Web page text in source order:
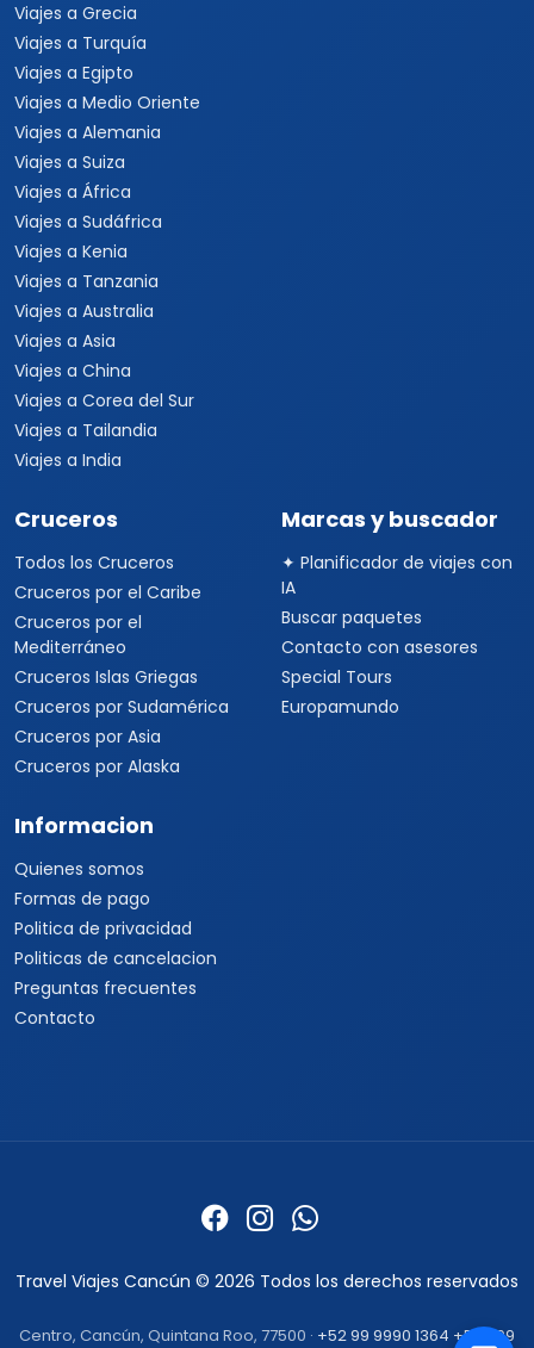
Viajes a Grecia
Viajes a Turquía
Viajes a Egipto
Viajes a Medio Oriente
Viajes a Alemania
Viajes a Suiza
Viajes a África
Viajes a Sudáfrica
Viajes a Kenia
Viajes a Tanzania
Viajes a Australia
Viajes a Asia
Viajes a China
Viajes a Corea del Sur
Viajes a Tailandia
Viajes a India
Cruceros
Todos los Cruceros
Cruceros por el Caribe
Cruceros por el
Mediterráneo
Cruceros Islas Griegas
Cruceros por Sudamérica
Cruceros por Asia
Cruceros por Alaska
Marcas y buscador
✦ Planificador de viajes con
IA
Buscar paquetes
Contacto con asesores
Special Tours
Europamundo
Informacion
Quienes somos
Formas de pago
Politica de privacidad
Politicas de cancelacion
Preguntas frecuentes
Contacto
Travel Viajes Cancún © 2026 Todos los derechos reservados
Centro, Cancún, Quintana Roo, 77500 · +52 99 9990 1364 +52 999